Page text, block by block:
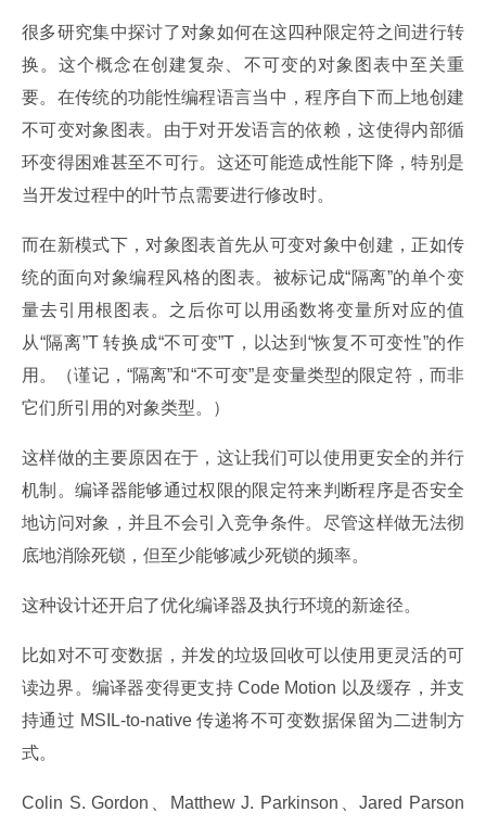
很多研究集中探讨了对象如何在这四种限定符之间进行转
换。这个概念在创建复杂、不可变的对象图表中至关重
要。在传统的功能性编程语言当中，程序自下而上地创建
不可变对象图表。由于对开发语言的依赖，这使得内部循
环变得困难甚至不可行。这还可能造成性能下降，特别是
当开发过程中的叶节点需要进行修改时。
而在新模式下，对象图表首先从可变对象中创建，正如传
统的面向对象编程风格的图表。被标记成“隔离”的单个变
量去引用根图表。之后你可以用函数将变量所对应的值
从“隔离”T 转换成“不可变”T，以达到“恢复不可变性”的作
用。（谨记，“隔离”和“不可变”是变量类型的限定符，而非
它们所引用的对象类型。）
这样做的主要原因在于，这让我们可以使用更安全的并行
机制。编译器能够通过权限的限定符来判断程序是否安全
地访问对象，并且不会引入竞争条件。尽管这样做无法彻
底地消除死锁，但至少能够减少死锁的频率。
这种设计还开启了优化编译器及执行环境的新途径。
比如对不可变数据，并发的垃圾回收可以使用更灵活的可
读边界。编译器变得更支持 Code Motion 以及缓存，并支
持通过 MSIL-to-native 传递将不可变数据保留为二进制方
式。
Colin S. Gordon、Matthew J. Parkinson、Jared Parson